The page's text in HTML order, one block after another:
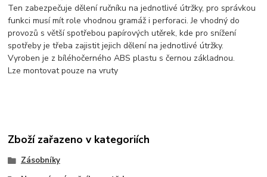
Ten zabezpečuje dělení ručníku na jednotlivé útržky, pro správkou
funkci musí mít role vhodnou gramáž i perforaci. Je vhodný do
provozů s větší spotřebou papírových utěrek, kde pro snížení
spotřeby je třeba zajistit jejich dělení na jednotlivé útržky.
Vyroben je z bíléhočerného ABS plastu s černou základnou.
Lze montovat pouze na vruty
Zboží zařazeno v kategoriích
Zásobníky